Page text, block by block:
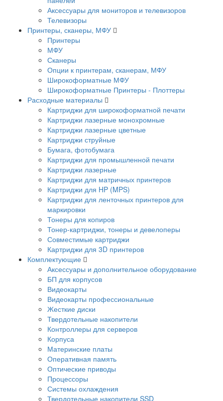
Аксессуары для мониторов и телевизоров
Телевизоры
Принтеры, сканеры, МФУ
Принтеры
МФУ
Сканеры
Опции к принтерам, сканерам, МФУ
Широкоформатные МФУ
Широкоформатные Принтеры - Плоттеры
Расходные материалы
Картриджи для широкоформатной печати
Картриджи лазерные монохромные
Картриджи лазерные цветные
Картриджи струйные
Бумага, фотобумага
Картриджи для промышленной печати
Картриджи лазерные
Картриджи для матричных принтеров
Картриджи для HP (MPS)
Картриджи для ленточных принтеров для
маркировки
Тонеры для копиров
Тонер-картриджи, тонеры и девелоперы
Совместимые картриджи
Картриджи для 3D принтеров
Комплектующие
Аксессуары и дополнительное оборудование
БП для корпусов
Видеокарты
Видеокарты профессиональные
Жесткие диски
Твердотельные накопители
Контроллеры для серверов
Корпуса
Материнские платы
Оперативная память
Оптические приводы
Процессоры
Системы охлаждения
Твердотельные накопители SSD